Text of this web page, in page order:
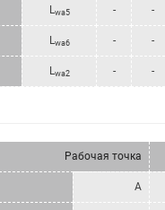
Lwa5 - -
Lwa6 - -
Lwa2 - -
Рабочая точка
A